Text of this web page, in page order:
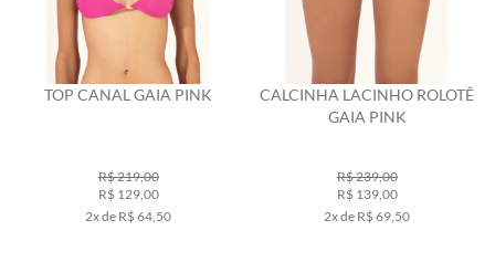
TOP CANAL GAIA PINK
R$ 219,00
R$ 129,00
2x de R$ 64,50
CALCINHA LACINHO ROLOTÊ
GAIA PINK
R$ 239,00
R$ 139,00
2x de R$ 69,50